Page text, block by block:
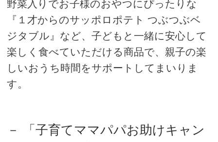
野菜入りでお子様のおやつにぴったりな
『１才からのサッポロポテト つぶつぶベ
ジタブル』など、子どもと一緒に安心して
楽しく食べていただける商品で、親子の楽
しいおうち時間をサポートしてまいりま
す。
－ 「子育てママパパお助けキャン